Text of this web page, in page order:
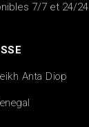
7/7 et 24/24
Anta Diop